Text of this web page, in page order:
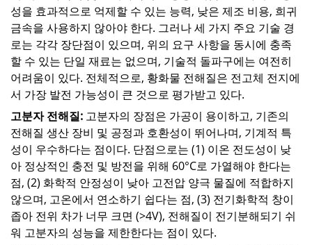
성을 효과적으로 억제할 수 있는 능력, 낮은 제조 비용, 희귀
금속을 사용하지 않아야 한다. 그러나 세 가지 주요 기술 경
로는 각각 장단점이 있으며, 위의 요구 사항을 동시에 충족
할 수 있는 단일 재료는 없으며, 기술적 돌파구에는 여전히
어려움이 있다. 전체적으로, 황화물 전해질은 전고체 전지에
서 가장 발전 가능성이 큰 것으로 평가받고 있다.
고분자 전해질: 고분자의 장점은 가공이 용이하고, 기존의
전해질 생산 장비 및 공정과 호환성이 뛰어나며, 기계적 특
성이 우수하다는 점이다. 단점으로는 (1) 이온 전도성이 낮
아 정상적인 충전 및 방전을 위해 60°C로 가열해야 한다는
점, (2) 화학적 안정성이 낮아 고전압 양극 물질에 적합하지
않으며, 고온에서 연소하기 쉽다는 점, (3) 전기화학적 창이
좁아 전위 차가 너무 크면 (>4V), 전해질이 전기분해되기 쉬
워 고분자의 성능을 제한한다는 점이 있다.